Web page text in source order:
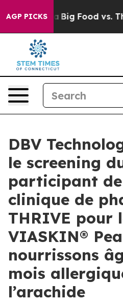
AGP PICKSBig Food vs. The
DBV
le screening
participant de
clinique de
THRIVE pour
VIASKIN®
nourrissons
mois
l’arachide